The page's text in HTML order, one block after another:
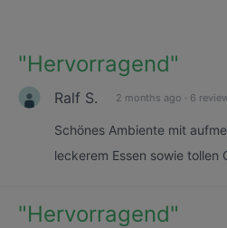
"Hervorragend"
Ralf S. 2 months ago · 6
Schönes Ambiente mit
leckerem Essen sowie tollen
"Hervorragend"